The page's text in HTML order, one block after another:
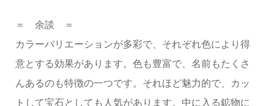
＝ 余談 ＝
カラーバリエーションが多彩で、それぞれ色により得
意とする効果があります。色も豊富で、名前もたくさ
んあるのも特徴の一つです。それほど魅力的で、カッ
トして宝石としても人気があります。中に入る鉱物に